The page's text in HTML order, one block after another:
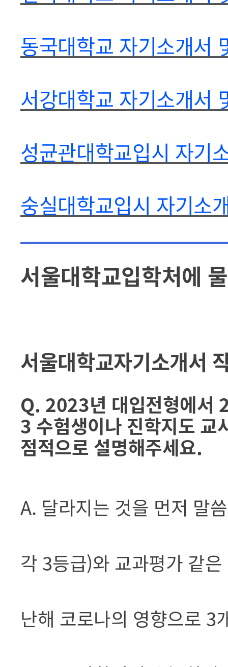
동국대학교 자기소개서
서강대학교 자기소개서
성균관대학교입시 자기
숭실대학교입시 자기소
서울대학교입학처에
서울대학교자기소개서
Q. 2023년 대입전형에서
3 수험생이나 진학지도 교
점적으로 설명해주세요.
A. 달라지는 것을 먼저 말
각 3등급)와 교과평가 같
난해 코로나의 영향으로 3